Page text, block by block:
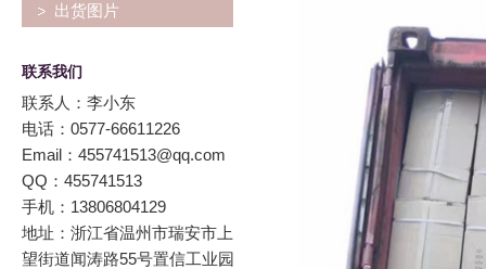
出货图片
联系我们
联系人：李小东
电话：0577-66611226
Email：455741513@qq.com
QQ：455741513
手机：13806804129
地址：浙江省温州市瑞安市上
望街道闻涛路55号置信工业园